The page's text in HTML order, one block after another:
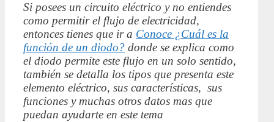
Si posees un circuito eléctrico y no entiendes
como permitir el flujo de electricidad,
entonces tienes que ir a Conoce ¿Cuál es la
función de un diodo? donde se explica como
el diodo permite este flujo en un solo sentido,
también se detalla los tipos que presenta este
elemento eléctrico, sus características, sus
funciones y muchas otros datos mas que
puedan ayudarte en este tema